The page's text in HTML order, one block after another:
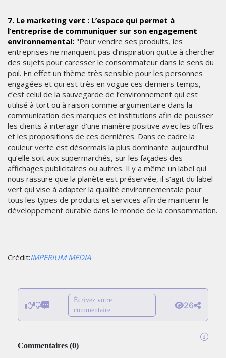
7. Le marketing vert : L’espace qui permet à
l’entreprise de communiquer sur son engagement
environnemental: "Pour vendre ses produits, les
entreprises ne manquent pas d’inspiration quitte à chercher
des sujets pour caresser le consommateur dans le sens du
poil. En effet un thème très sensible pour les personnes
engagées et qui est très en vogue ces derniers temps,
c’est celui de la sauvegarde de l’environnement qui est
utilisé à tort ou à raison comme argumentaire dans la
communication des marques et institutions afin de pousser
les clients à interagir d’une manière positive avec les offres
et les propositions de ces dernières. Dans ce cadre la
couleur verte est désormais la plus dominante aujourd’hui
qu’elle soit aux supermarchés, sur les façades des
affichages publicitaires ou autres. Il y a même un label qui
nous rassure que la planète est préservée, il s’agit du label
vert qui vise à adapter la qualité environnementale pour
tous les types de produits et services afin de maintenir le
développement durable dans le monde de la consommation.
Crédit:IMPERIUM MEDIA
Écrivez votre
commentaire
26
Commentaires (0)